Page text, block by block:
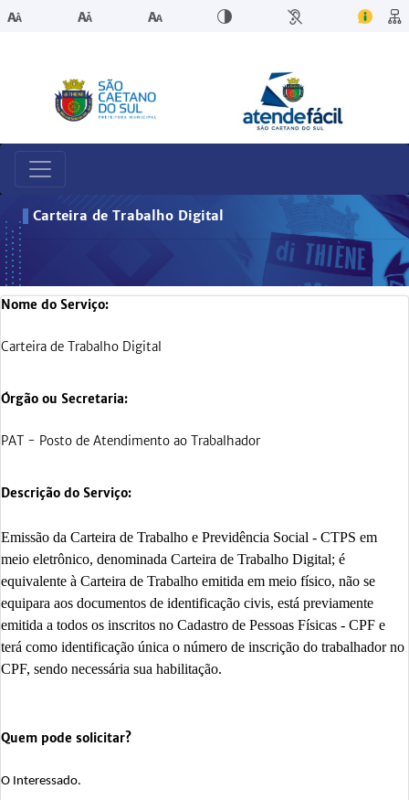
Carteira de Trabalho Digital
Nome do Serviço:
Carteira de Trabalho Digital
Órgão ou Secretaria:
PAT - Posto de Atendimento ao Trabalhador
Descrição do Serviço:
Emissão da Carteira de Trabalho e Previdência Social - CTPS em
meio eletrônico, denominada Carteira de Trabalho Digital; é
equivalente à Carteira de Trabalho emitida em meio físico, não se
equipara aos documentos de identificação civis, está previamente
emitida a todos os inscritos no Cadastro de Pessoas Físicas - CPF e
terá como identificação única o número de inscrição do trabalhador no
CPF, sendo necessária sua habilitação.
Quem pode solicitar?
O Interessado.